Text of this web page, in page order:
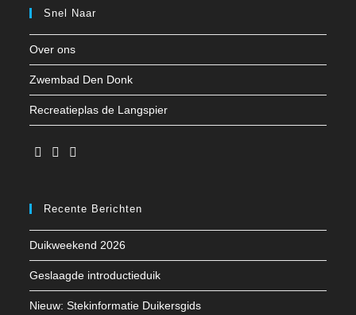
Snel Naar
Over ons
Zwembad Den Donk
Recreatieplas de Langspier
een
nieuwe
tab
een
nieuwe
tab
een
nieuwe
tab
Recente Berichten
Duikweekend 2026
Geslaagde introductieduik
Nieuw: Stekinformatie Duikersgids